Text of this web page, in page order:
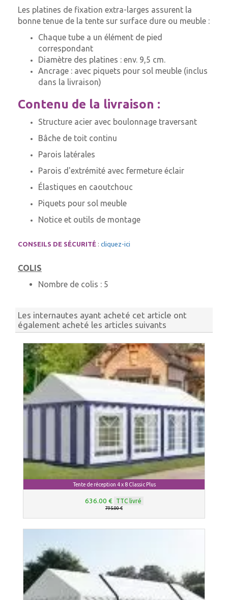
Les platines de fixation extra-larges assurent la
bonne tenue de la tente sur surface dure ou meuble :
Chaque tube a un élément de pied
correspondant
Diamètre des platines : env. 9,5 cm.
Ancrage : avec piquets pour sol meuble (inclus
dans la livraison)
Contenu de la livraison :
Structure acier avec boulonnage traversant
Bâche de toit continu
Parois latérales
Parois d'extrémité avec fermeture éclair
Élastiques en caoutchouc
Piquets pour sol meuble
Notice et outils de montage
CONSEILS DE SÉCURITÉ : cliquez-ici
COLIS
Nombre de colis : 5
Les internautes ayant acheté cet article ont
également acheté les articles suivants
Tente de réception 4 x 8 Classic Plus
636.00 € TTC livré
795.00 €